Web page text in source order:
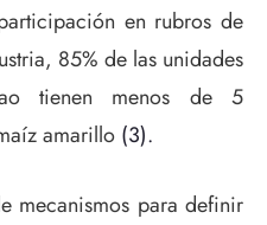
en rubros de
85% de las unidades
tienen menos de 5
amarillo (3).
mecanismos para definir